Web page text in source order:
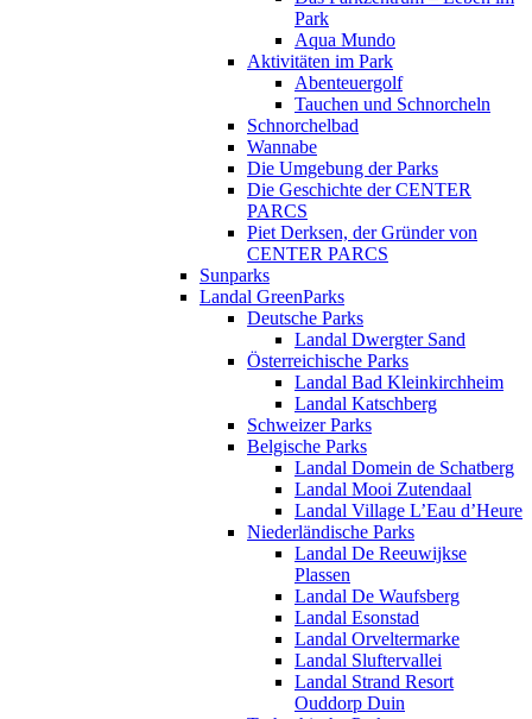
Park
Aqua Mundo
Aktivitäten im Park
Abenteuergolf
Tauchen und Schnorcheln
Schnorchelbad
Wannabe
Die Umgebung der Parks
Die Geschichte der CENTER
PARCS
Piet Derksen, der Gründer von
CENTER PARCS
Sunparks
Landal GreenParks
Deutsche Parks
Landal Dwergter Sand
Österreichische Parks
Landal Bad Kleinkirchheim
Landal Katschberg
Schweizer Parks
Belgische Parks
Landal Domein de Schatberg
Landal Mooi Zutendaal
Landal Village L’Eau d’Heure
Niederländische Parks
Landal De Reeuwijkse
Plassen
Landal De Waufsberg
Landal Esonstad
Landal Orveltermarke
Landal Sluftervallei
Landal Strand Resort
Ouddorp Duin